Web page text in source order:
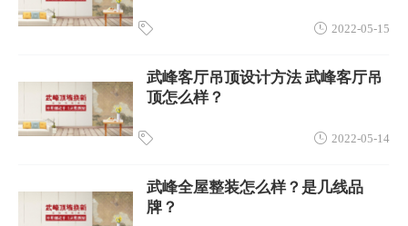
2022-05-15
武峰客厅吊顶设计方法 武峰客厅吊
顶怎么样？
2022-05-14
武峰全屋整装怎么样？是几线品
牌？